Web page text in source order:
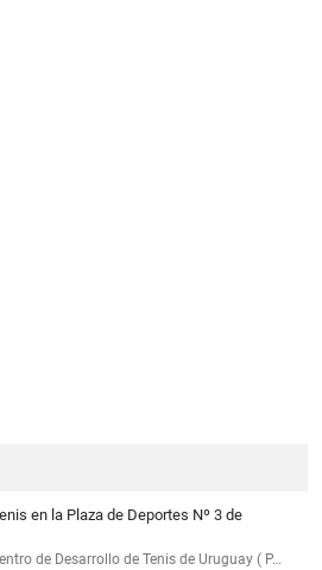
en la Plaza de Deportes Nº 3 de
de Desarrollo de Tenis de Uruguay ( P…